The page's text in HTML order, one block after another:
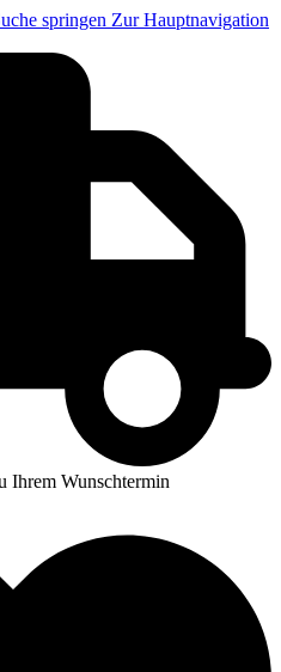
springen Zur Hauptnavigation
Ihrem Wunschtermin